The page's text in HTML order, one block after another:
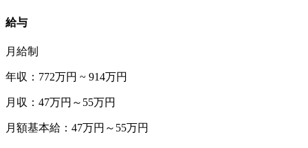
給与
月給制
年収：772万円 ~ 914万円
月収：47万円～55万円
月額基本給：47万円～55万円